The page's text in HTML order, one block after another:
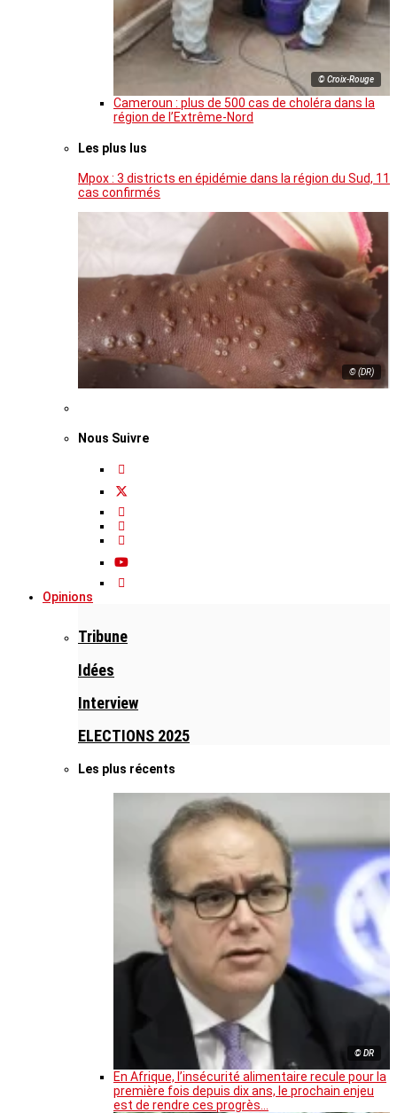
© Croix-Rouge
Cameroun : plus de 500 cas de choléra dans la
région de l’Extrême-Nord
Les plus lus
Mpox : 3 districts en épidémie dans la région du Sud, 11
cas confirmés
© (DR)
Nous Suivre
Opinions
Tribune
Idées
Interview
ELECTIONS 2025
Les plus récents
© DR
En Afrique, l’insécurité alimentaire recule pour la
première fois depuis dix ans, le prochain enjeu
est de rendre ces progrès…